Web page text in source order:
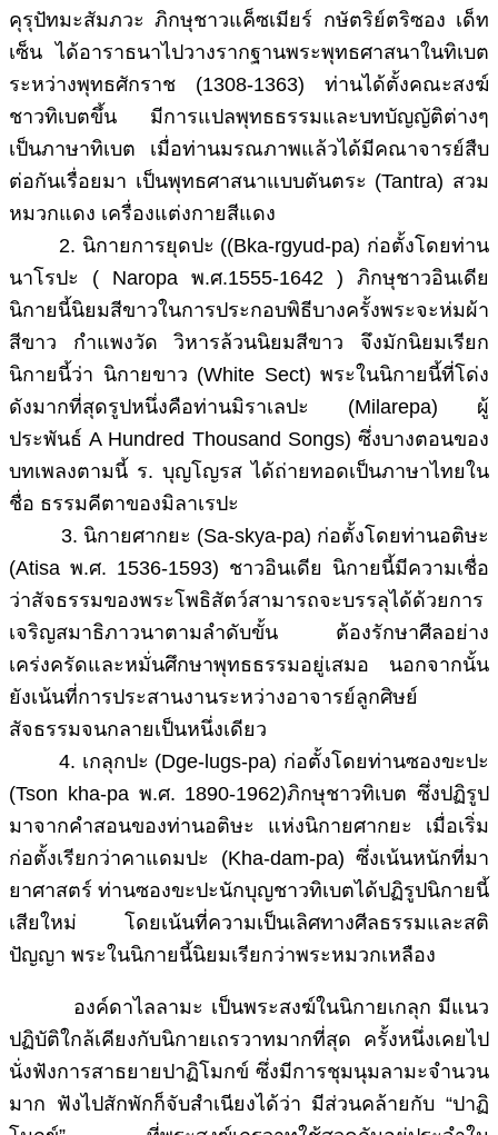
คุรุปัทมะสัมภวะ ภิกษุชาวแค็ซเมียร์ กษัตริย์ตริซอง เด็ท
เซ็น ได้อาราธนาไปวางรากฐานพระพุทธศาสนาในทิเบต
ระหว่างพุทธศักราช (1308-1363) ท่านได้ตั้งคณะสงฆ์
ชาวทิเบตขึ้น มีการแปลพุทธธรรมและบทบัญญัติต่างๆ
เป็นภาษาทิเบต เมื่อท่านมรณภาพแล้วได้มีคณาจารย์สืบ
ต่อกันเรื่อยมา เป็นพุทธศาสนาแบบตันตระ (Tantra) สวม
หมวกแดง เครื่องแต่งกายสีแดง
2. นิกายการยุดปะ ((Bka-rgyud-pa) ก่อตั้งโดยท่าน
นาโรปะ ( Naropa พ.ศ.1555-1642 ) ภิกษุชาวอินเดีย
นิกายนี้นิยมสีขาวในการประกอบพิธีบางครั้งพระจะห่มผ้า
สีขาว กำแพงวัด วิหารล้วนนิยมสีขาว จึงมักนิยมเรียก
นิกายนี้ว่า นิกายขาว (White Sect) พระในนิกายนี้ที่โด่ง
ดังมากที่สุดรูปหนึ่งคือท่านมิราเลปะ (Milarepa) ผู้
ประพันธ์ A Hundred Thousand Songs) ซึ่งบางตอนของ
บทเพลงตามนี้ ร. บุญโญรส ได้ถ่ายทอดเป็นภาษาไทยใน
ชื่อ ธรรมคีตาของมิลาเรปะ
3. นิกายศากยะ (Sa-skya-pa) ก่อตั้งโดยท่านอติษะ
(Atisa พ.ศ. 1536-1593) ชาวอินเดีย นิกายนี้มีความเชื่อ
ว่าสัจธรรมของพระโพธิสัตว์สามารถจะบรรลุได้ด้วยการ
เจริญสมาธิภาวนาตามลำดับขั้น ต้องรักษาศีลอย่าง
เคร่งครัดและหมั่นศึกษาพุทธธรรมอยู่เสมอ นอกจากนั้น
ยังเน้นที่การประสานงานระหว่างอาจารย์ลูกศิษย์
สัจธรรมจนกลายเป็นหนึ่งเดียว
4. เกลุกปะ (Dge-lugs-pa) ก่อตั้งโดยท่านซองขะปะ
(Tson kha-pa พ.ศ. 1890-1962)ภิกษุชาวทิเบต ซึ่งปฏิรูป
มาจากคำสอนของท่านอติษะ แห่งนิกายศากยะ เมื่อเริ่ม
ก่อตั้งเรียกว่าคาแดมปะ (Kha-dam-pa) ซึ่งเน้นหนักที่มา
ยาศาสตร์ ท่านซองขะปะนักบุญชาวทิเบตได้ปฏิรูปนิกายนี้
เสียใหม่ โดยเน้นที่ความเป็นเลิศทางศีลธรรมและสติ
ปัญญา พระในนิกายนี้นิยมเรียกว่าพระหมวกเหลือง
องค์ดาไลลามะ เป็นพระสงฆ์ในนิกายเกลุก มีแนว
ปฏิบัติใกล้เคียงกับนิกายเถรวาทมากที่สุด ครั้งหนึ่งเคยไป
นั่งฟังการสาธยายปาฏิโมกข์ ซึ่งมีการชุมนุมลามะจำนวน
มาก ฟังไปสักพักก็จับสำเนียงได้ว่า มีส่วนคล้ายกับ “ปาฏิ